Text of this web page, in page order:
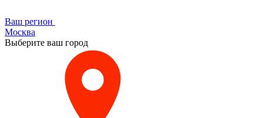
Ваш регион
Москва
Выберите ваш город